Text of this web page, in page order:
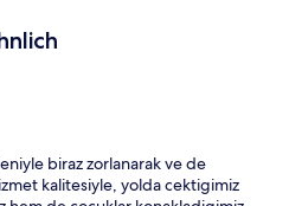
biraz zorlanarak ve de
kalitesiyle, yolda cektigimiz